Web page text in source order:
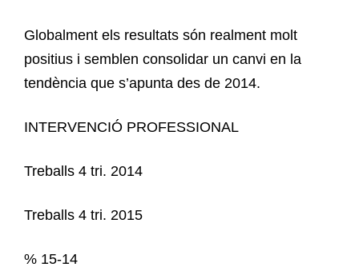
Globalment els resultats són realment molt
positius i semblen consolidar un canvi en la
tendència que s’apunta des de 2014.
INTERVENCIÓ PROFESSIONAL
Treballs 4 tri. 2014
Treballs 4 tri. 2015
% 15-14